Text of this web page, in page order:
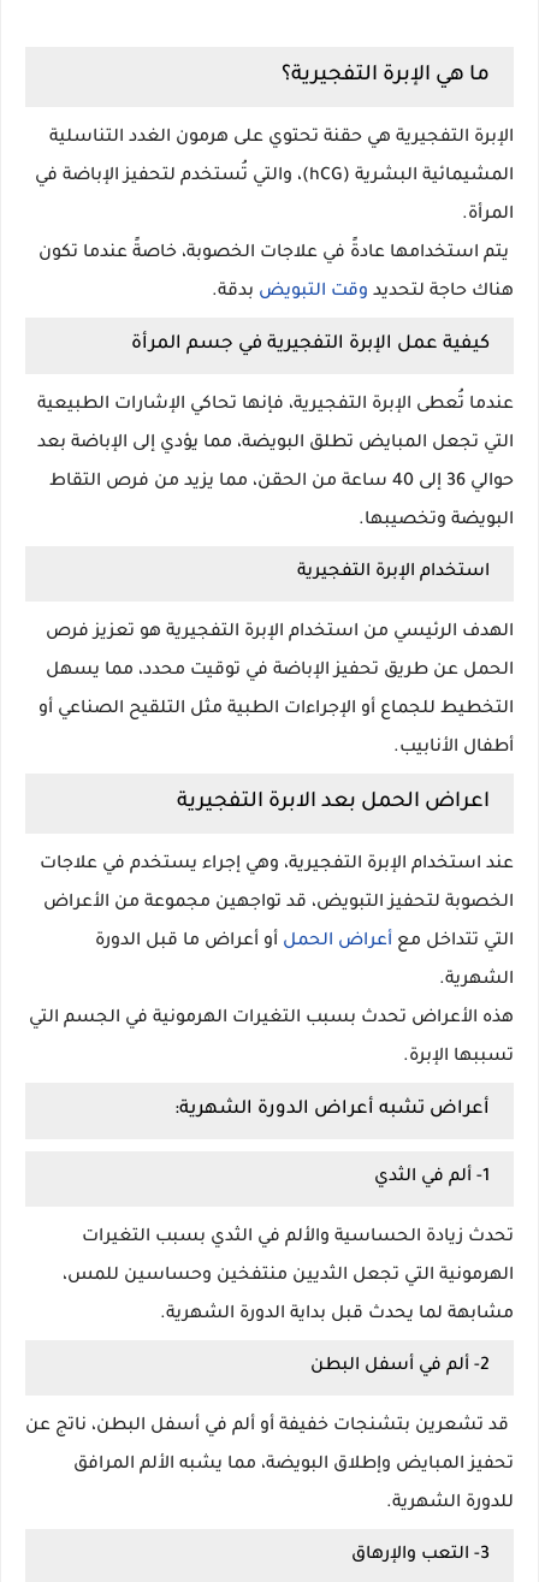
ما هي الإبرة التفجيرية؟
الإبرة التفجيرية هي حقنة تحتوي على هرمون الغدد التناسلية
المشيمائية البشرية (hCG)، والتي تُستخدم لتحفيز الإباضة في
المرأة.
يتم استخدامها عادةً في علاجات الخصوبة، خاصةً عندما تكون
هناك حاجة لتحديد وقت التبويض بدقة.
كيفية عمل الإبرة التفجيرية في جسم المرأة
عندما تُعطى الإبرة التفجيرية، فإنها تحاكي الإشارات الطبيعية
التي تجعل المبايض تطلق البويضة، مما يؤدي إلى الإباضة بعد
حوالي 36 إلى 40 ساعة من الحقن، مما يزيد من فرص التقاط
البويضة وتخصيبها.
استخدام الإبرة التفجيرية
الهدف الرئيسي من استخدام الإبرة التفجيرية هو تعزيز فرص
الحمل عن طريق تحفيز الإباضة في توقيت محدد، مما يسهل
التخطيط للجماع أو الإجراءات الطبية مثل التلقيح الصناعي أو
أطفال الأنابيب.
اعراض الحمل بعد الابرة التفجيرية
عند استخدام الإبرة التفجيرية، وهي إجراء يستخدم في علاجات
الخصوبة لتحفيز التبويض، قد تواجهين مجموعة من الأعراض
التي تتداخل مع أعراض الحمل أو أعراض ما قبل الدورة
الشهرية.
هذه الأعراض تحدث بسبب التغيرات الهرمونية في الجسم التي
تسببها الإبرة.
أعراض تشبه أعراض الدورة الشهرية:
1- ألم في الثدي
تحدث زيادة الحساسية والألم في الثدي بسبب التغيرات
الهرمونية التي تجعل الثديين منتفخين وحساسين للمس،
مشابهة لما يحدث قبل بداية الدورة الشهرية.
2- ألم في أسفل البطن
قد تشعرين بتشنجات خفيفة أو ألم في أسفل البطن، ناتج عن
تحفيز المبايض وإطلاق البويضة، مما يشبه الألم المرافق
للدورة الشهرية.
3- التعب والإرهاق